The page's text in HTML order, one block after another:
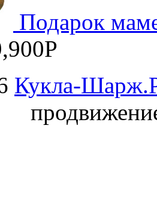
Подарок
Р
Кукла-